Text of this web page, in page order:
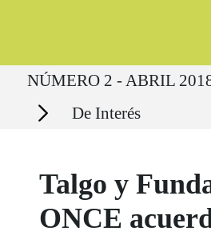
Ruta del sitio
NÚMERO 2 - ABRIL
Secciones De Interés
Talgo y
ONCE